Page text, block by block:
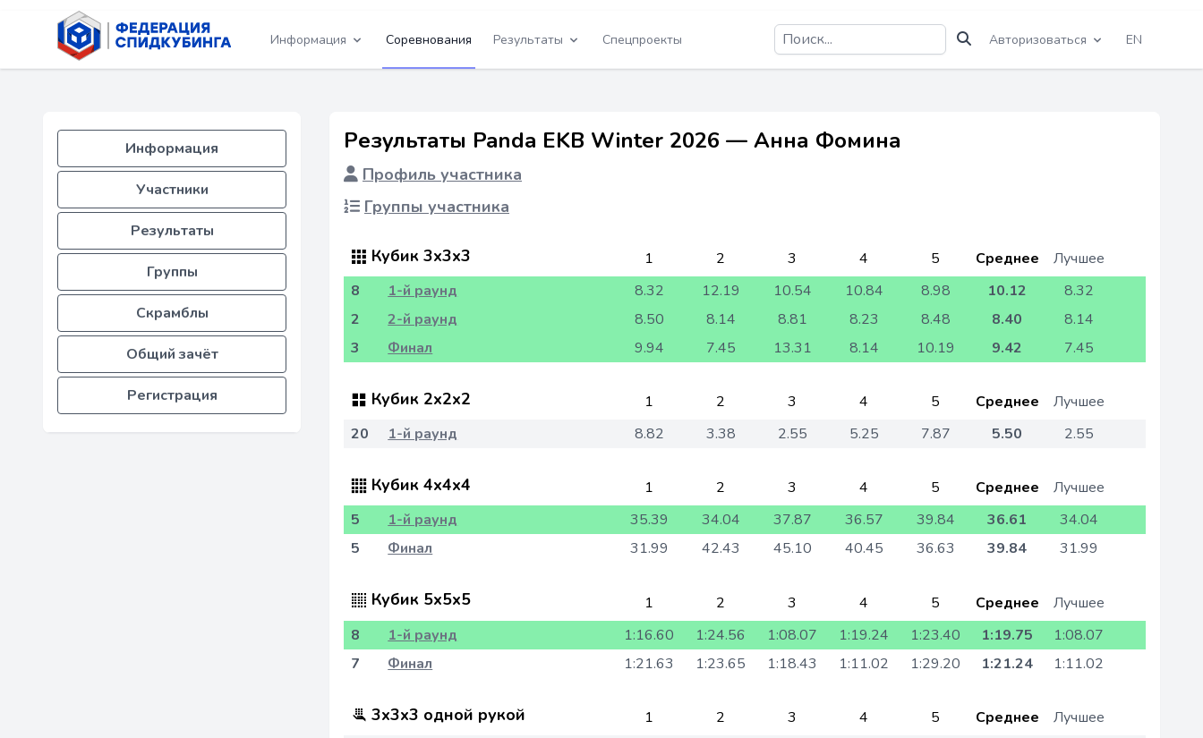
Информация Соревнования Результаты Спецпроекты Авторизоваться EN
Информация
Участники
Результаты
Группы
Скрамблы
Общий зачёт
Регистрация
Результаты Panda EKB Winter 2026 — Анна Фомина
Профиль участника
Группы участника
Кубик 3x3x3 1 2 3 4 5 Среднее
Лучшее
8
1-й раунд 8.32 12.19 10.54 10.84 8.98 10.12
8.32
2
2-й раунд 8.50 8.14 8.81 8.23 8.48 8.40
8.14
3
Финал 9.94 7.45 13.31 8.14 10.19 9.42 7.45
Кубик 2x2x2 1 2 3 4 5 Среднее
Лучшее
20
1-й раунд 8.82 3.38 2.55 5.25 7.87 5.50 2.55
Кубик 4x4x4 1 2 3 4 5 Среднее
Лучшее
5
1-й раунд 35.39 34.04 37.87 36.57 39.84 36.61
34.04
5
Финал 31.99 42.43 45.10 40.45 36.63 39.84 31.99
Кубик 5x5x5 1 2 3 4 5 Среднее
Лучшее
8
1-й раунд 1:16.60 1:24.56 1:08.07 1:19.24 1:23.40 1:19.75
1:08.07
7
Финал 1:21.63 1:23.65 1:18.43 1:11.02 1:29.20 1:21.24 1:11.02
3x3x3 одной рукой 1 2 3 4 5 Среднее
Лучшее